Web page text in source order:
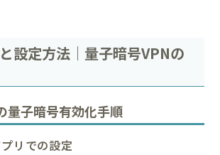
設定方法｜量子暗号VPNの
量子暗号有効化手順
リでの設定